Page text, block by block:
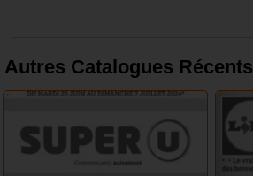
Autres Catalogues Récents